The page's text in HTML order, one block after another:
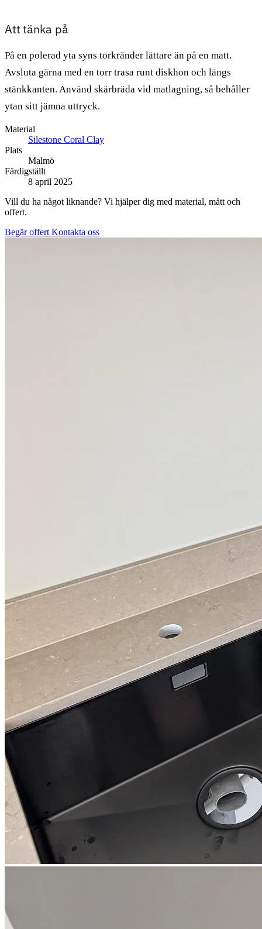
Att tänka på
På en polerad yta syns torkränder lättare än på en matt.
Avsluta gärna med en torr trasa runt diskhon och längs
stänkkanten. Använd skärbräda vid matlagning, så behåller
ytan sitt jämna uttryck.
Material
Silestone Coral Clay
Plats
Malmö
Färdigställt
8 april 2025
Vill du ha något liknande? Vi hjälper dig med material, mått och
offert.
Begär offert Kontakta oss